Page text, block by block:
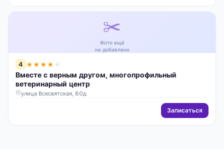
✂️
Фото ещё
не добавлено
4 ★★★★ ★
Вместе с верным другом, многопрофильный
ветеринарный центр
улица Всесвятская, 80д
Записаться